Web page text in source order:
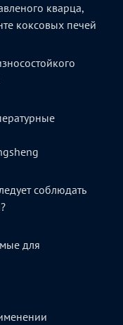
кварца,
коксовых печей
соблюдать
для